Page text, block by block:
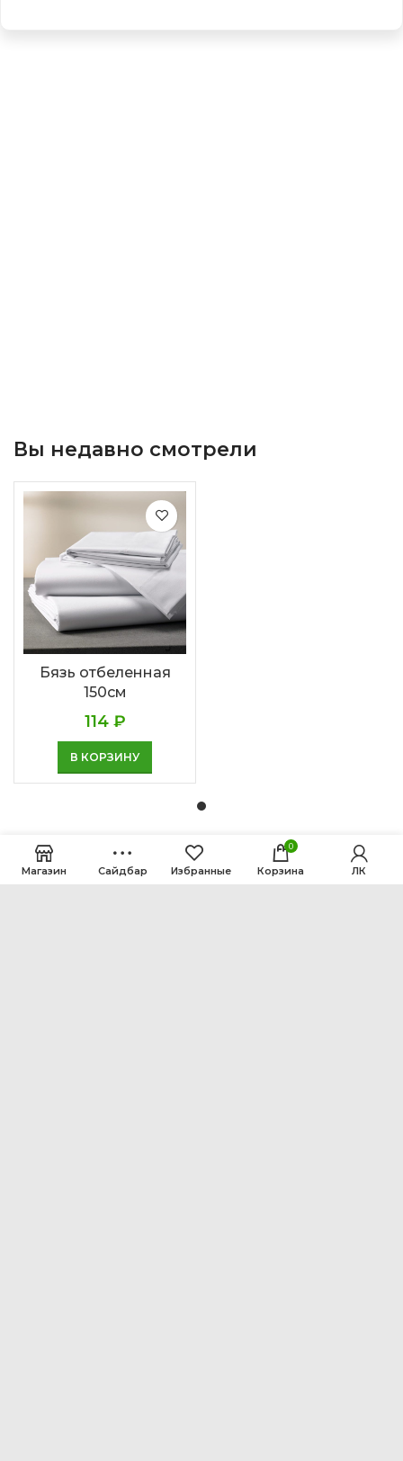
Вы недавно смотрели
Бязь отбеленная
150см
114 ₽
В КОРЗИНУ
Магазин Сайдбар Избранные
0
Корзина ЛК